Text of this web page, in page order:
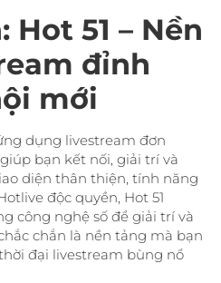
Hot 51 – Nền
đỉnh
mới
dụng livestream đơn
bạn kết nối, giải trí và
diện thân thiện, tính năng
độc quyền, Hot 51
công nghệ số để giải trí và
chắn là nền tảng mà bạn
đại livestream bùng nổ